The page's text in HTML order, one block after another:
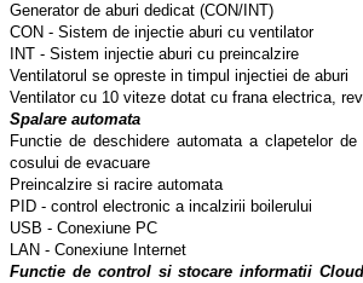
Generator de aburi dedicat (CON/INT)
CON - Sistem de injectie aburi cu ventilator
INT - Sistem injectie aburi cu preincalzire
Ventilatorul se opreste in timpul injectiei de aburi
Ventilator cu 10 viteze dotat cu frana electrica,
Spalare automata
Functie de deschidere automata a clapetelor
cosului de evacuare
Preincalzire si racire automata
PID - control electronic a incalzirii boilerului
USB - Conexiune PC
LAN - Conexiune Internet
Functie de control si stocare informatii